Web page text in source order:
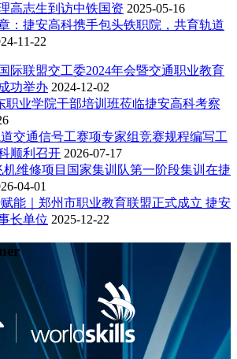
高志生到访中铁国资 2025-05-16
：捷安高科携手包头铁职院，共育轨道
11-22
际联盟交工委2024年会暨交通职业教育
功举办 2024-12-02
职业学院干部培训班莅临捷安高科考察
交通信号工赛项专家组竞赛规程编写工
顺利召开 2026-07-17
机维修项目国家集训队第一阶段集训在捷
04-01
能｜郑州市职业教育联盟正式成立 捷安
长单位 2025-12-22